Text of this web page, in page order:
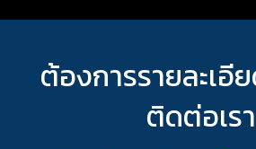
ต้องการรายละเอี
ติดต่อเรา